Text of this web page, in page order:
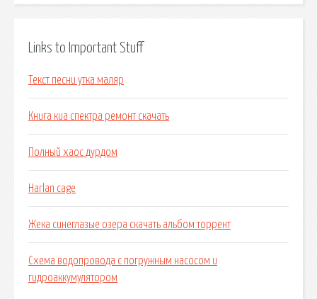
Links to Important Stuff
Текст песни утка маляр
Книга киа спектра ремонт скачать
Полный хаос дурдом
Harlan cage
Жека синеглазые озера скачать альбом торрент
Схема водопровода с погружным насосом и
гидроаккумулятором